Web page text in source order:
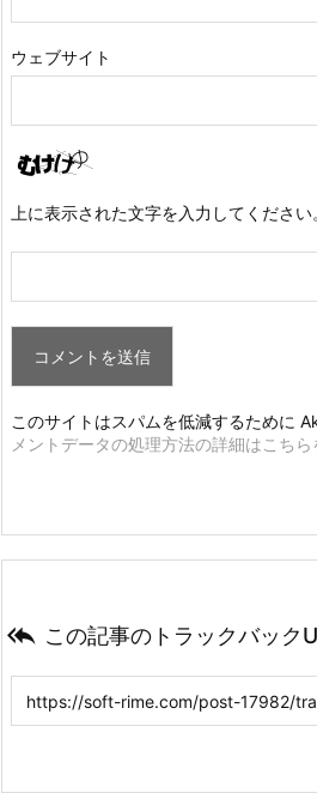
ウェブサイト
上に表示された文字を入力してください
このサイトはスパムを低減するために
メントデータの処理方法の詳細はこち
 この記事のトラックバック